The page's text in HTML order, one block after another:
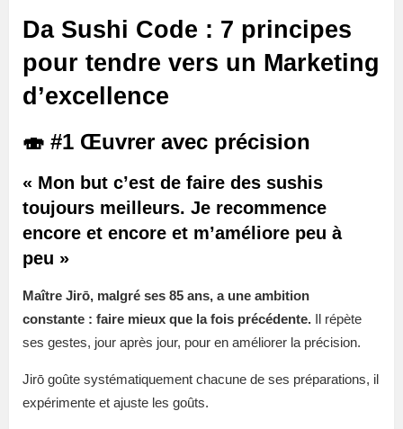
Da Sushi Code : 7 principes
pour tendre vers un Marketing
d’excellence
🍣 #1 Œuvrer avec précision
« Mon but c’est de faire des sushis
toujours meilleurs. Je recommence
encore et encore et m’améliore peu à
peu »
Maître Jirō, malgré ses 85 ans, a une ambition
constante : faire mieux que la fois précédente. Il répète
ses gestes, jour après jour, pour en améliorer la précision.
Jirō goûte systématiquement chacune de ses préparations, il
expérimente et ajuste les goûts.